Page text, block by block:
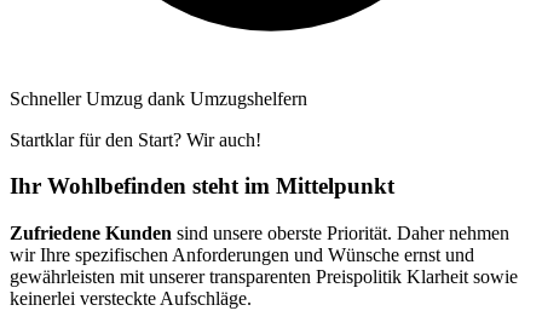
Schneller Umzug dank Umzugshelfern
Startklar für den Start? Wir auch!
Ihr Wohlbefinden steht im Mittelpunkt
Zufriedene Kunden sind unsere oberste Priorität. Daher nehmen
wir Ihre spezifischen Anforderungen und Wünsche ernst und
gewährleisten mit unserer transparenten Preispolitik Klarheit sowie
keinerlei versteckte Aufschläge.